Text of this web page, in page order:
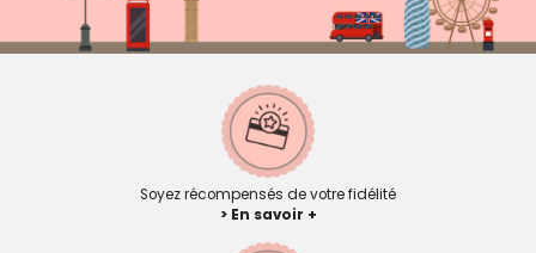
Soyez récompensés de votre fidélité
> En savoir +